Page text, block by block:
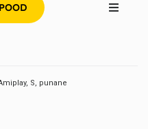
S, punane